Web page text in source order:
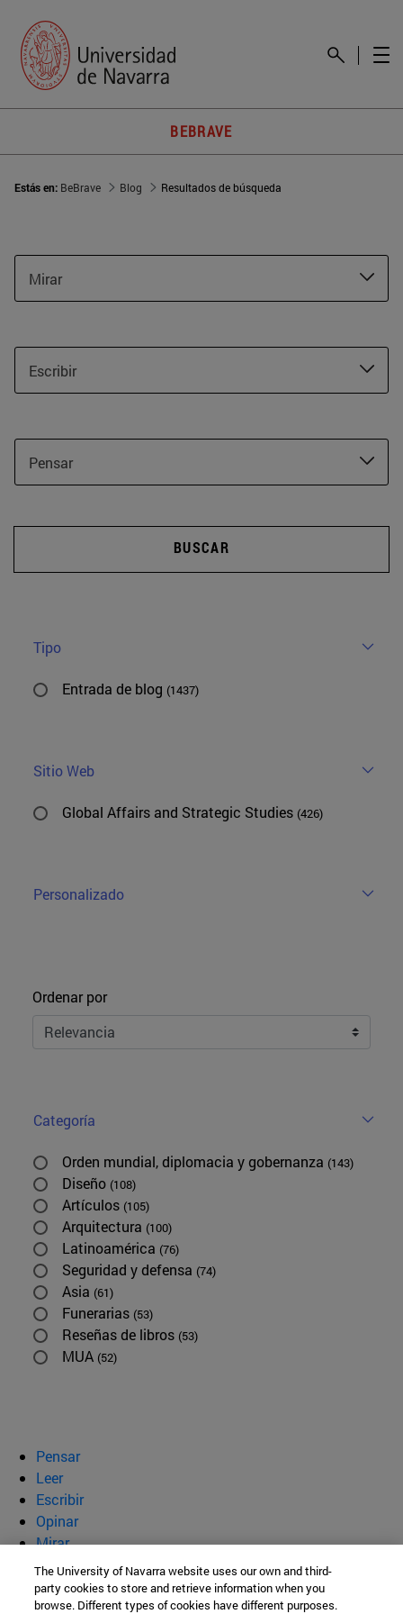
BEBRAVE
Estás en: BeBrave Blog Resultados de búsqueda
Mirar
Escribir
Pensar
BUSCAR
Tipo
Entrada de blog (1437)
Sitio Web
Global Affairs and Strategic Studies (426)
Personalizado
Ordenar
Ordenar por
Categoría
Orden mundial, diplomacia y gobernanza (143)
Diseño (108)
Artículos (105)
Arquitectura (100)
Latinoamérica (76)
Seguridad y defensa (74)
Asia (61)
Funerarias (53)
Reseñas de libros (53)
MUA (52)
Pensar
Leer
Escribir
Opinar
Mirar
Quiénes somos
BeBrave
The University of Navarra website uses our own and third-
party cookies to store and retrieve information when you
browse. Different types of cookies have different purposes.